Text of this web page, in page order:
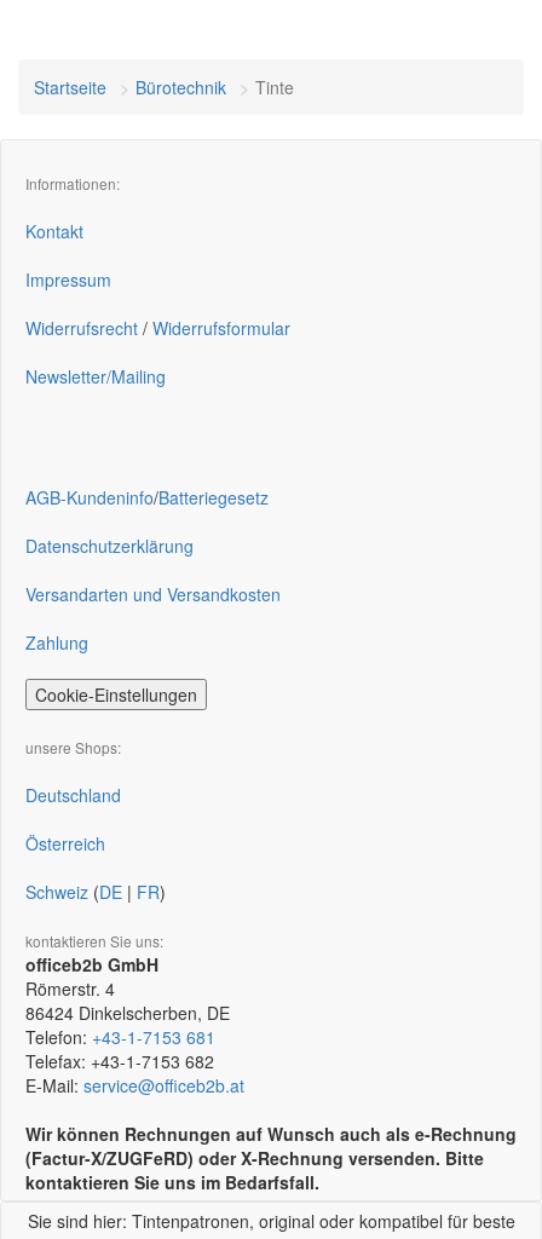
Startseite Bürotechnik Tinte
Informationen:
Kontakt
Impressum
Widerrufsrecht / Widerrufsformular
Newsletter/Mailing
AGB-Kundeninfo/Batteriegesetz
Datenschutzerklärung
Versandarten und Versandkosten
Zahlung
Cookie-Einstellungen
unsere Shops:
Deutschland
Österreich
Schweiz (DE | FR)
kontaktieren Sie uns:
officeb2b GmbH
Römerstr. 4
86424 Dinkelscherben, DE
Telefon: +43-1-7153 681
Telefax: +43-1-7153 682
E-Mail: service@officeb2b.at
Wir können Rechnungen auf Wunsch auch als e-Rechnung
(Factur-X/ZUGFeRD) oder X-Rechnung versenden. Bitte
kontaktieren Sie uns im Bedarfsfall.
Sie sind hier: Tintenpatronen, original oder kompatibel für beste